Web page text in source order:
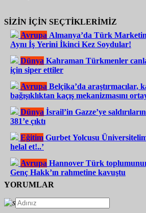
SİZİN İÇİN SEÇTİKLERİMİZ
Avrupa Almanya’da Türk
Aynı İş Yerini İkinci Kez Soydular!
Dünya Kahraman Türkmenler
için siper ettiler
Avrupa Belçika’da araştırmacılar,
bağışıklıktan kaçış mekanizmasını
Dünya İsrail’in Gazze’ye
381’e çıktı
Eğitim Gurbet Yolcusu
helal et!..’
Avrupa Hannover Türk
Genç Hakk’ın rahmetine kavuştu
YORUMLAR